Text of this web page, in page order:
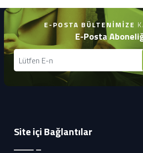
E-POSTA BÜLTENIMIZE
E-Posta
Site içi Bağlantılar